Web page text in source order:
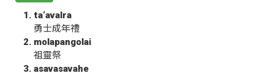
ta‘avalra
勇士成年禮
molapangolai
祖靈祭
asavasavahe